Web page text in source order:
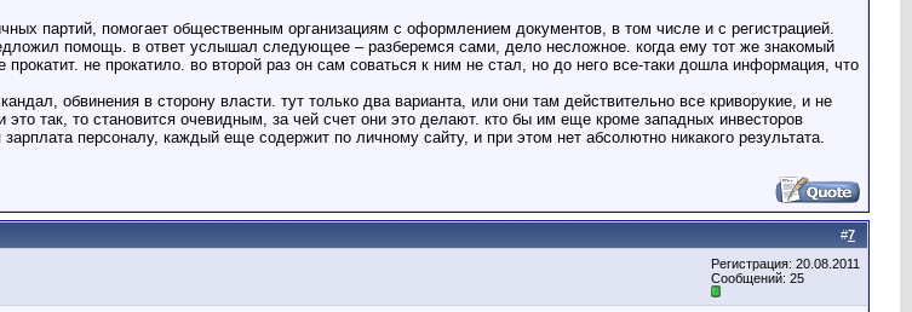
партий, помогает общественным организациям с оформлением документов, в том числе и с регистрацией.
помощь. в ответ услышал следующее – разберемся сами, дело несложное. когда ему тот же знакомый
не прокатило. во второй раз он сам соваться к ним не стал, но до него все-таки дошла информация, что
обвинения в сторону власти. тут только два варианта, или они там действительно все криворукие, и не
так, то становится очевидным, за чей счет они это делают. кто бы им еще кроме западных инвесторов
персоналу, каждый еще содержит по личному сайту, и при этом нет абсолютно никакого результата.
#7
Регистрация: 20.08.2011
Сообщений: 25